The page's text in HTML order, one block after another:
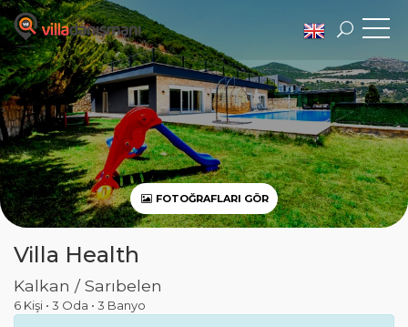
FOTOĞRAFLARI GÖR
Villa Health
Kalkan / Sarıbelen
6 Kişi • 3 Oda • 3 Banyo